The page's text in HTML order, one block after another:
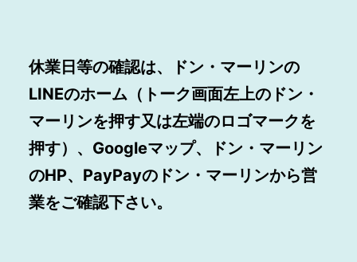
休業日等の確認は、ドン・マーリンの
LINEのホーム（トーク画面左上のドン・
マーリンを押す又は左端のロゴマークを
押す）、Googleマップ、ドン・マーリン
のHP、PayPayのドン・マーリンから営
業をご確認下さい。